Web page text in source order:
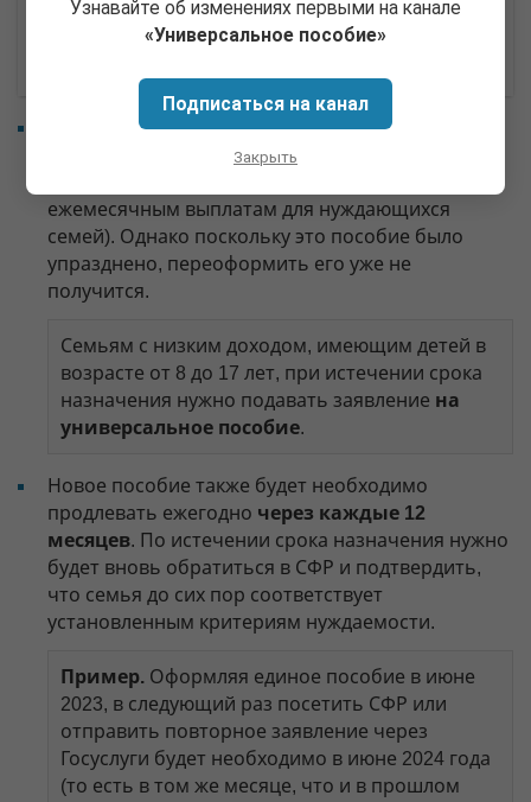
При этом первоначально планировалось, что
пособие от 8 до 17 лет придется продлевать
ежемесячным выплатам для нуждающихся
семей). Однако поскольку это пособие было
упразднено, переоформить его уже не
получится.
Семьям с низким доходом, имеющим детей в
возрасте от 8 до 17 лет, при истечении срока
назначения нужно подавать заявление на
универсальное пособие.
Новое пособие также будет необходимо
продлевать ежегодно через каждые 12
месяцев. По истечении срока назначения нужно
будет вновь обратиться в СФР и подтвердить,
что семья до сих пор соответствует
установленным критериям нуждаемости.
Пример. Оформляя единое пособие в июне
2023, в следующий раз посетить СФР или
отправить повторное заявление через
Госуслуги будет необходимо в июне 2024 года
(то есть в том же месяце, что и в прошлом
Узнавайте об изменениях первыми на канале
«Универсальное пособие»
Подписаться на канал
Закрыть